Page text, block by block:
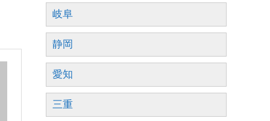
岐阜
静岡
愛知
三重